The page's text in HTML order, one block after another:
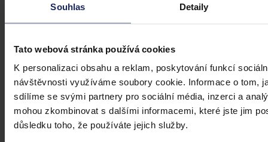
Souhlas Detaily
Tato webová stránka používá cookies
K personalizaci obsahu a reklam, poskytování funkcí
návštěvnosti využíváme soubory cookie. Informace o tom,
sdílíme se svými partnery pro sociální média, inzerci a
mohou zkombinovat s dalšími informacemi, které jste jim
důsledku toho, že používáte jejich služby.